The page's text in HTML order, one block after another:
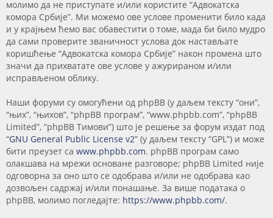
молимо да не приступате и/или користите “Адвокатска
комора Србије”. Ми можемо ове услове променити било када
и у крајњем ћемо вас обавестити о томе, мада би било мудро
да сами проверите званичност услова док настављате
коришћење “Адвокатска комора Србије” након промена што
значи да прихватате ове услове у ажурираном и/или
исправљеном облику.
Наши форуми су омогућени од phpBB (у даљем тексту “они”,
“њих”, “њихов”, “phpBB програм”, “www.phpbb.com”, “phpBB
Limited”, “phpBB Тимови”) што је решење за форум издат под
“GNU General Public License v2” (у даљем тексту “GPL”) и може
бити преузет са www.phpbb.com. phpBB програм само
олакшава на мрежи основане разговоре; phpBB Limited није
одговорна за оно што се одобрава и/или не одобрава као
дозвољен садржај и/или понашање. За више података о
phpBB, молимо погледајте: https://www.phpbb.com/.